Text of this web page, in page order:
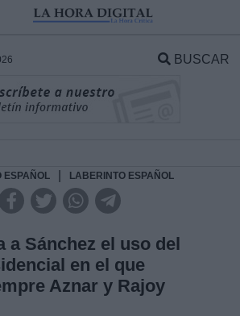
BUSCAR
ESPAÑOL LABERINTO ESPAÑOL
a Sánchez el uso del
en el que
Aznar y Rajoy